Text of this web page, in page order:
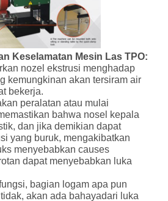
Keselamatan Mesin Las TPO:
nozel ekstrusi menghadap
kemungkinan akan tersiram air
bekerja.
peralatan atau mulai
bahwa nosel kepala
dan jika demikian dapat
yang buruk, mengakibatkan
menyebabkan causes
dapat menyebabkan luka
bagian logam apa pun
akan ada bahayadari luka